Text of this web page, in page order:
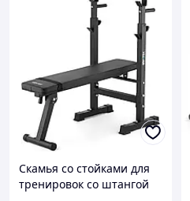
Скамья со стойками для
тренировок со штангой